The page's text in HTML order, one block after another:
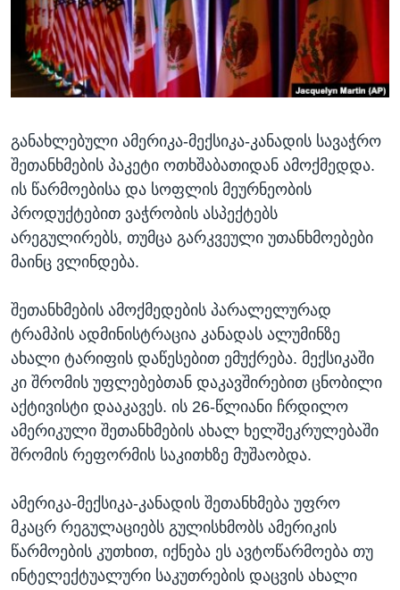
ᲡᲢᲣᲓᲘᲐ ᲕᲐᲨᲘᲜᲒᲢᲝᲜᲘ
ᲔᲙᲝᲜᲝᲛᲘᲙᲐ
ᲯᲐᲜᲛᲠᲗᲔᲚᲝᲑᲐ
ᲛᲔᲪᲜᲘᲔᲠᲔᲑᲐ
ᲙᲣᲚᲢᲣᲠᲐ
ᲒᲐᲚᲘᲚᲔᲝ
ᲓᲔᲖᲘᲜᲤᲝᲠᲛᲐᲪᲘᲐ
Learning English
ᲗᲕᲐᲚᲘ ᲒᲕᲐᲓᲔᲕᲜᲔᲗ
ენები
განახლებული ამერიკა-მექსიკა-კანადის სავაჭრო
შეთანხმების პაკეტი ოთხშაბათიდან ამოქმედდა.
ის წარმოებისა და სოფლის მეურნეობის
პროდუქტებით ვაჭრობის ასპექტებს
არეგულირებს, თუმცა გარკვეული უთანხმოებები
მაინც ვლინდება.
შეთანხმების ამოქმედების პარალელურად
ტრამპის ადმინისტრაცია კანადას ალუმინზე
ახალი ტარიფის დაწესებით ემუქრება. მექსიკაში
კი შრომის უფლებებთან დაკავშირებით ცნობილი
აქტივისტი დააკავეს. ის 26-წლიანი ჩრდილო
ამერიკული შეთანხმების ახალ ხელშეკრულებაში
შრომის რეფორმის საკითხზე მუშაობდა.
ამერიკა-მექსიკა-კანადის შეთანხმება უფრო
მკაცრ რეგულაციებს გულისხმობს ამერიკის
წარმოების კუთხით, იქნება ეს ავტოწარმოება თუ
ინტელექტუალური საკუთრების დაცვის ახალი